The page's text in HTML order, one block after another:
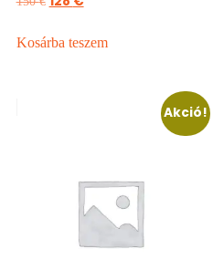
Kosárba teszem
Akció!